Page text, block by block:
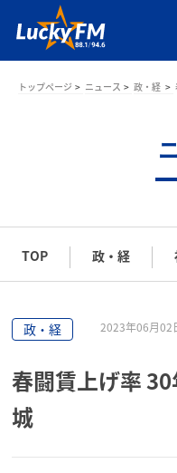
トップページ ニュース 政・経
TOP 政・経
政・経 2023年06月02
春闘賃上げ率
城